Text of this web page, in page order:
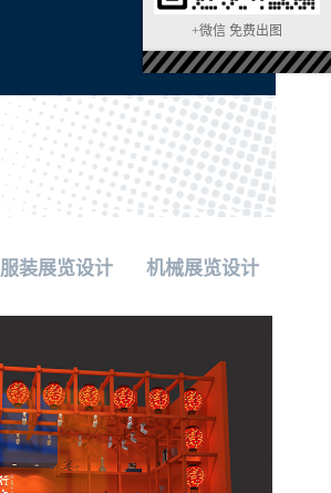
服装展览设计 机械展览设计
+微信 免费出图